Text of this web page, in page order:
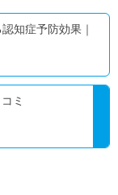
知症予防効果｜
ミ